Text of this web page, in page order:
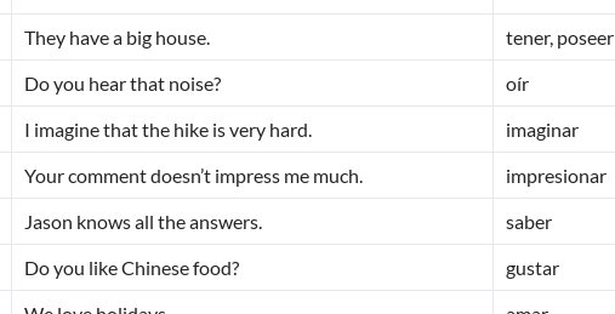
They have a big house.
tener, poseer
Do you hear that noise?
oír
I imagine that the hike is very hard.
imaginar
Your comment doesn’t impress me much.
impresionar
Jason knows all the answers.
saber
Do you like Chinese food?
gustar